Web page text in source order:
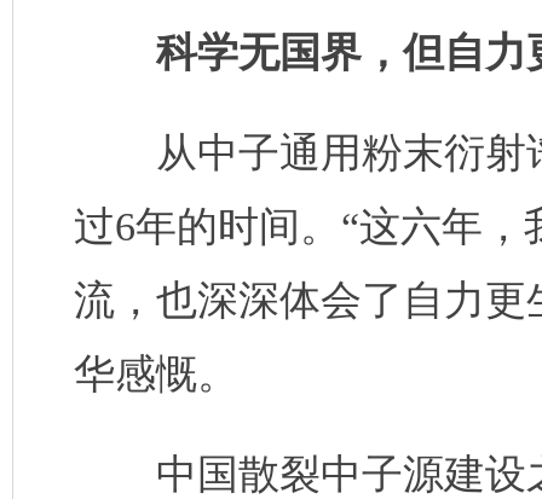
科学无国界，但自力
从中子通用粉末衍射
过6年的时间。“这六年，
流，也深深体会了自力
华感慨。
中国散裂中子源建设